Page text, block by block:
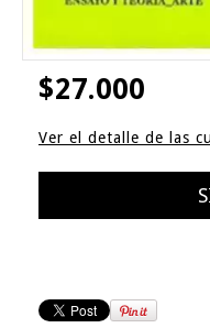
$27.000
Ver el detalle de las